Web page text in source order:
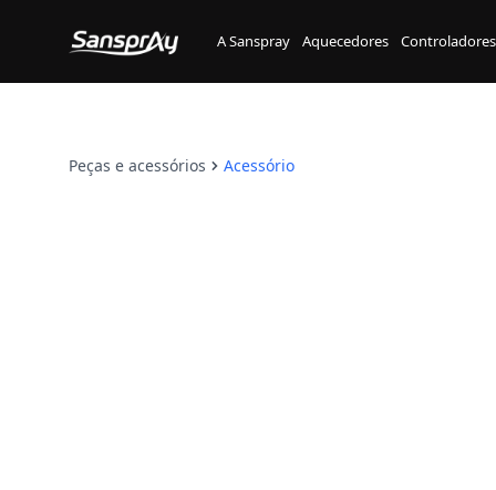
A Sanspray Aquecedores Controladores
Peças e acessórios Acessório